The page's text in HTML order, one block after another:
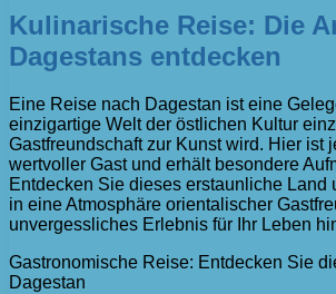
Kulinarische Reise: Die
Dagestans entdecken
Eine Reise nach Dagestan ist eine
einzigartige Welt der östlichen Kultur
Gastfreundschaft zur Kunst wird. Hier ist
wertvoller Gast und erhält besondere
Entdecken Sie dieses erstaunliche Land
in eine Atmosphäre orientalischer
unvergessliches Erlebnis für Ihr Leben
Gastronomische Reise: Entdecken Sie
Dagestan